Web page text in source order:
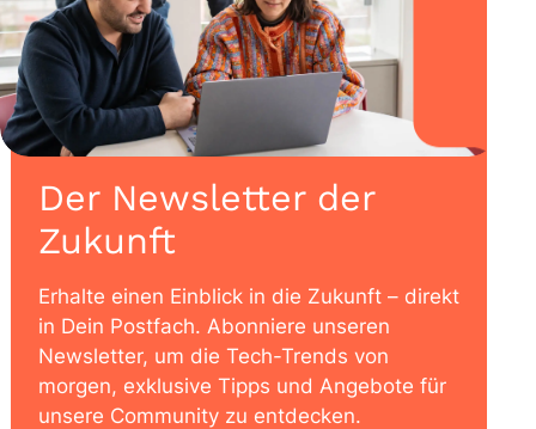
Der Newsletter der
Zukunft
Erhalte einen Einblick in die Zukunft – direkt
in Dein Postfach. Abonniere unseren
Newsletter, um die Tech-Trends von
morgen, exklusive Tipps und Angebote für
unsere Community zu entdecken.